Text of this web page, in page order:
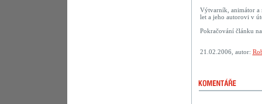
Výtvarník, animátor a
let a jeho autorovi v
Pokračování článku
21.02.2006, autor: